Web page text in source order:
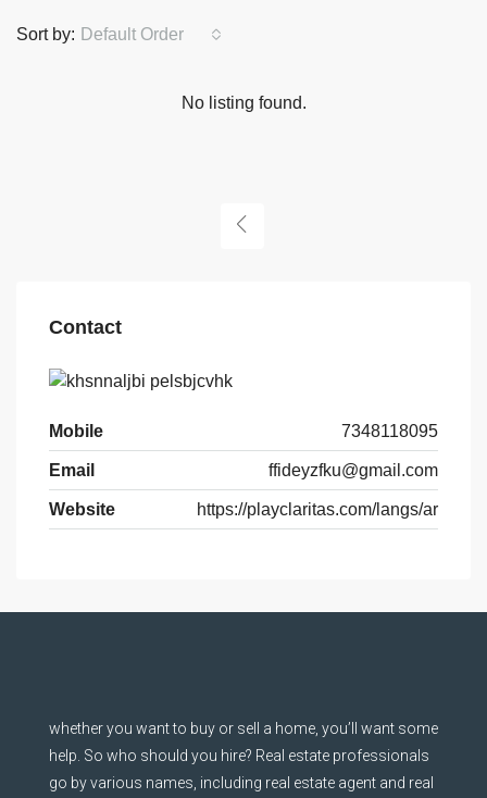
Sort by: Default Order
No listing found.
Contact
Mobile 7348118095
Email ffideyzfku@gmail.com
Website https://playclaritas.com/langs/ar
whether you want to buy or sell a home, you’ll want some
help. So who should you hire? Real estate professionals
go by various names, including real estate agent and real